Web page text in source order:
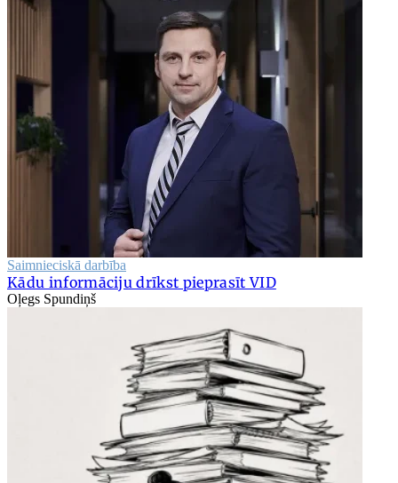
Saimnieciskā darbība
Kādu informāciju drīkst pieprasīt VID
Oļegs Spundiņš